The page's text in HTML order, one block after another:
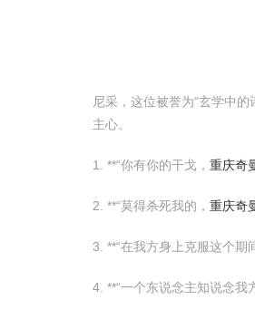
尼采，这位被誉为“玄学中
主心。
1. **“你有你的干戈， 重庆奇
2. **“莫得杀死我的， 重庆奇
3. **“在我方身上克服这个期
4. **“一个东说念主知说念我